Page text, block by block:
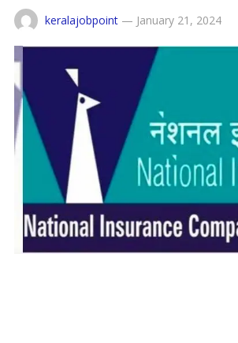
keralajobpoint— January 21, 2024